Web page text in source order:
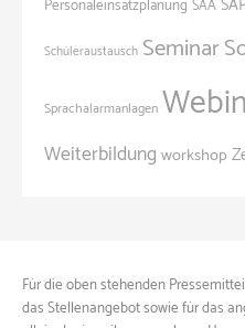
Personaleinsatzplanung SAA
Schüleraustausch Seminar
Sprachalarmanlagen
Weiterbildung workshop
Für die oben stehenden
das Stellenangebot sowie für das